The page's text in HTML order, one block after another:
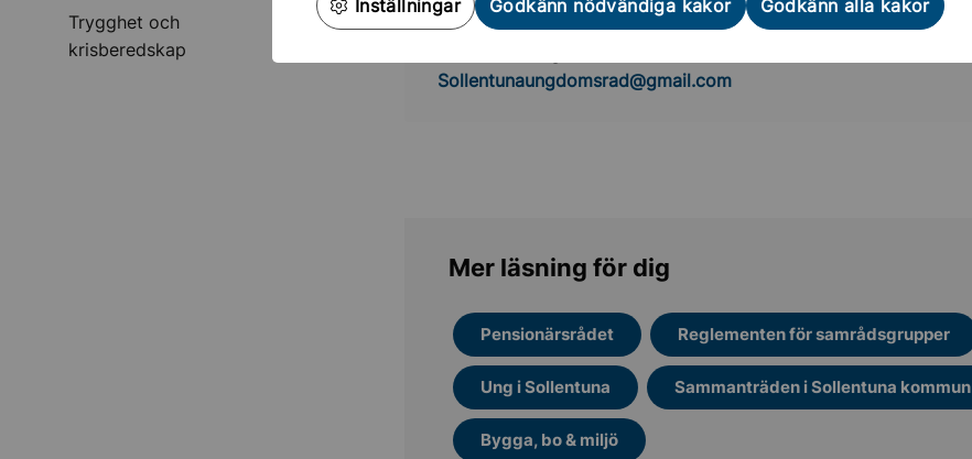
Inställningar Godkänn nödvändiga kakor Godkänn alla kakor
Trygghet och
krisberedskap
Undermeny för Trygghet och krisberedskap
Sollentunaungdomsrad@gmail.com
Mer läsning för dig
Pensionärsrådet Reglementen för samrådsgrupper
Ung i Sollentuna Sammanträden i Sollentuna kommun
Bygga, bo & miljö